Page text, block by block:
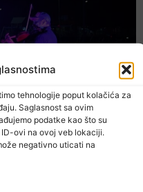
tehnologije poput kolačića za
Saglasnost sa ovim
podatke kao što su
ovi na ovoj veb lokaciji.
negativno uticati na